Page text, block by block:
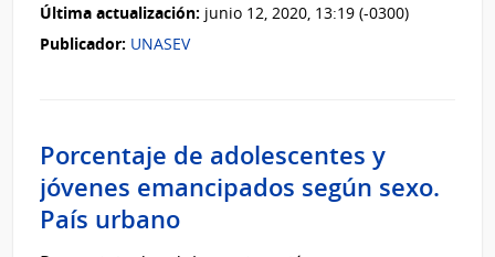
Última actualización: junio 12, 2020, 13:19 (-0300)
Publicador: UNASEV
Porcentaje de adolescentes y
jóvenes emancipados según sexo.
País urbano